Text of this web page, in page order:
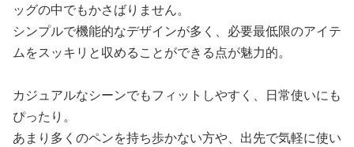
ッグの中でもかさばりません。
シンプルで機能的なデザインが多く、必要最低限のアイテ
ムをスッキリと収めることができる点が魅力的。
カジュアルなシーンでもフィットしやすく、日常使いにも
ぴったり。
あまり多くのペンを持ち歩かない方や、出先で気軽に使い